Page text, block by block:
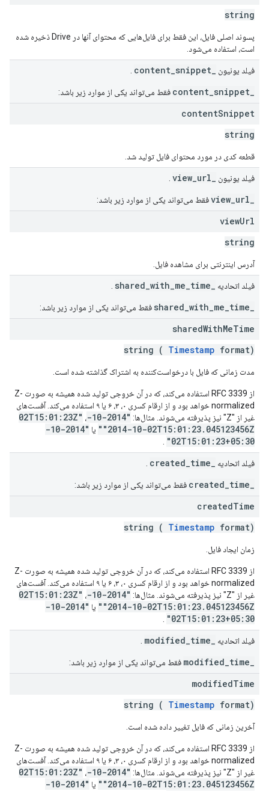
string
پسوند اصلی فایل، این فقط برای فایل‌هایی که محتوای آنها در Drive ذخیره شده
است، استفاده می‌شود.
فیلد یونیون
فقط می‌تواند یکی از موارد زیر باشد:
contentSnippet
string
قطعه کدی در مورد محتوای فایل تولید شد.
فیلد یونیون
فقط می‌تواند یکی از موارد زیر باشد:
viewUrl
string
آدرس اینترنتی برای مشاهده فایل.
فیلد اتحادیه
فقط می‌تواند یکی از موارد زیر باشد:
sharedWithMeTime
string ( Timestamp format)
مدت زمانی که فایل با درخواست‌کننده به اشتراک گذاشته شده است.
از RFC 3339 استفاده می‌کند، که در آن خروجی تولید شده همیشه به صورت Z-
normalized خواهد بود و از ارقام کسری ۰، ۳، ۶ یا ۹ استفاده می‌کند. آفست‌های
غیر از "Z" نیز پذیرفته می‌شوند. مثال‌ها:
"2014-10-02T15:01:23Z" ،
"2014-10-02T15:01:23.045123456Z" یا
"2014-10-
02T15:01:23+05:30"
فیلد اتحادیه
فقط می‌تواند یکی از موارد زیر باشد:
createdTime
string ( Timestamp format)
زمان ایجاد فایل.
از RFC 3339 استفاده می‌کند، که در آن خروجی تولید شده همیشه به صورت Z-
normalized خواهد بود و از ارقام کسری ۰، ۳، ۶ یا ۹ استفاده می‌کند. آفست‌های
غیر از "Z" نیز پذیرفته می‌شوند. مثال‌ها:
"2014-10-02T15:01:23Z" ،
"2014-10-02T15:01:23.045123456Z" یا
"2014-10-
02T15:01:23+05:30"
فیلد اتحادیه
فقط می‌تواند یکی از موارد زیر باشد:
modifiedTime
string ( Timestamp format)
آخرین زمانی که فایل تغییر داده شده است.
از RFC 3339 استفاده می‌کند، که در آن خروجی تولید شده همیشه به صورت Z-
normalized خواهد بود و از ارقام کسری ۰، ۳، ۶ یا ۹ استفاده می‌کند. آفست‌های
غیر از "Z" نیز پذیرفته می‌شوند. مثال‌ها:
"2014-10-02T15:01:23Z" ،
"2014-10-02T15:01:23.045123456Z" یا
"2014-10-